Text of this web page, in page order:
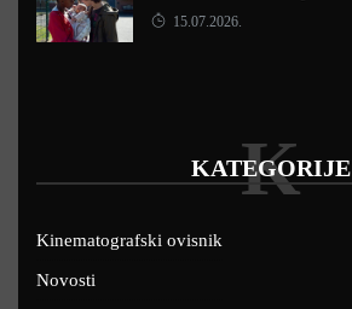
15.07.2026.
KATEGORIJE
K
Kinematografski ovisnik
Novosti